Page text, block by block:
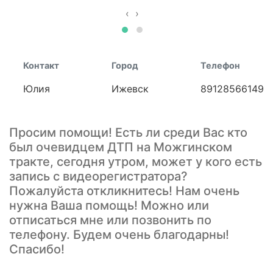
‹ ›
Контакт
Юлия
Город
Ижевск
Телефон
89128566149
Просим помощи! Есть ли среди Вас кто
был очевидцем ДТП на Можгинском
тракте, сегодня утром, может у кого есть
запись с видеорегистратора?
Пожалуйста откликнитесь! Нам очень
нужна Ваша помощь! Можно или
отписаться мне или позвонить по
телефону. Будем очень благодарны!
Спасибо!